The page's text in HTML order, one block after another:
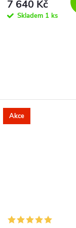
7 640 Kč
Skladem 1 ks
Akce